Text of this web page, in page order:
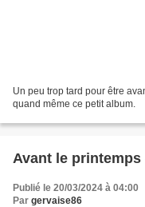
Un peu trop tard pour être
quand même ce petit album.
Avant le printemps
Publié le 20/03/2024 à 04:00
Par gervaise86